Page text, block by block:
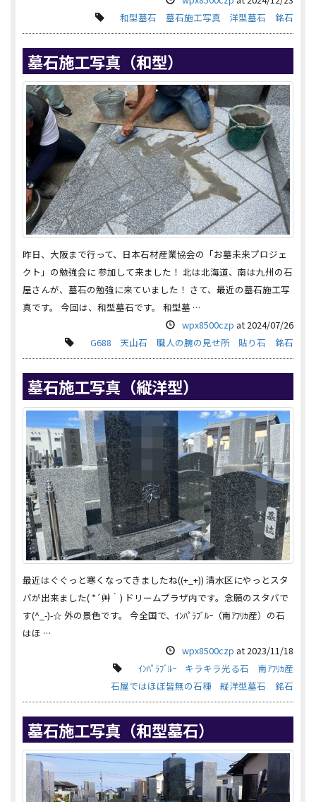
和型墓石
墓石施工写真 洋型墓石 銘石
墓石施工写真（和型）
昨日、大阪まで行って、日本石材産業協会の「お墓未来プロジェ
クト」の勉強会に 参加して来ました！ 北は北海道、南は九州の石
屋さんが、墓石の勉強に来ていました！ さて、最近の墓石施工写
真です。 今回は、和型墓石です。 和型墓 …
wpx8500czp at2024/07/26
G688
天山石 職人の腕の見せ所 貼り石 銘石
墓石施工写真（縦洋型）
最近はぐぐっと寒くなってきましたね((+_+)) 清水区にやっとスタ
バが出来ました( *´艸｀) ドリームプラザ内です。念願のスタバで
す(^_-)-☆ 外の景色です。 今全国で、ｲﾝﾊﾟﾗﾌﾞﾙｰ（南ｱﾌﾘｶ産）の石
はほ …
wpx8500czp at2023/11/18
ｲﾝﾊﾟﾗﾌﾞﾙｰ
キラキラ光る石
南ｱﾌﾘｶ産
石屋ではほぼ皆無の石種
縦洋型墓石 銘石
墓石施工写真（和型墓石）